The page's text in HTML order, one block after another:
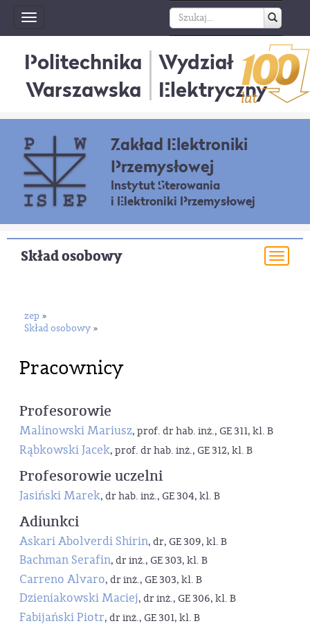
Toggle
navigation
Politechnika
Warszawska
Wydział
Elektryczny
Zakład Elektroniki
Przemysłowej
Instytut Sterowania
i Elektroniki Przemysłowej
Skład osobowy
zep »
Skład osobowy »
Pracownicy
Profesorowie
Malinowski Mariusz, prof. dr hab. inż., GE 311, kl. B
Rąbkowski Jacek, prof. dr hab. inż., GE 312, kl. B
Profesorowie uczelni
Jasiński Marek, dr hab. inż., GE 304, kl. B
Adiunkci
Askari Abolverdi Shirin, dr, GE 309, kl. B
Bachman Serafin, dr inż., GE 303, kl. B
Carreno Alvaro, dr inż., GE 303, kl. B
Dzieniakowski Maciej, dr inż., GE 306, kl. B
Fabijański Piotr, dr inż., GE 301, kl. B